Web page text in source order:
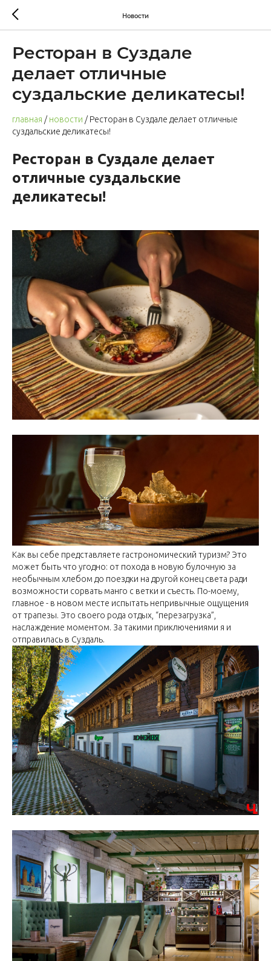
Новости
Ресторан в Суздале
делает отличные
суздальские деликатесы!
главная / новости / Ресторан в Суздале делает отличные
суздальские деликатесы!
Ресторан в Суздале делает
отличные суздальские
деликатесы!
Как вы себе представляете гастрономический туризм? Это
может быть что угодно: от похода в новую булочную за
необычным хлебом до поездки на другой конец света ради
возможности сорвать манго с ветки и съесть. По-моему,
главное - в новом месте испытать непривычные ощущения
от трапезы. Это своего рода отдых, “перезагрузка”,
наслаждение моментом. За такими приключениями я и
отправилась в Суздаль.